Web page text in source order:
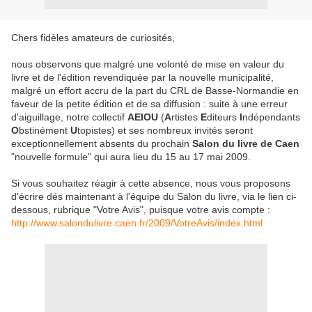
Chers fidèles amateurs de curiosités,
nous observons que malgré une volonté de mise en valeur du
livre et de l'édition revendiquée par la nouvelle municipalité,
malgré un effort accru de la part du CRL de Basse-Normandie en
faveur de la petite édition et de sa diffusion : suite à une erreur
d'aiguillage, notre collectif AEIOU (Artistes Editeurs Indépendants
Obstinément Utopistes) et ses nombreux invités seront
exceptionnellement absents du prochain Salon du livre de Caen
"nouvelle formule" qui aura lieu du 15 au 17 mai 2009.
Si vous souhaitez réagir à cette absence, nous vous proposons
d'écrire dés maintenant à l'équipe du Salon du livre, via le lien ci-
dessous, rubrique "Votre Avis", puisque votre avis compte :
http://www.salondulivre.caen.fr/2009/VotreAvis/index.html